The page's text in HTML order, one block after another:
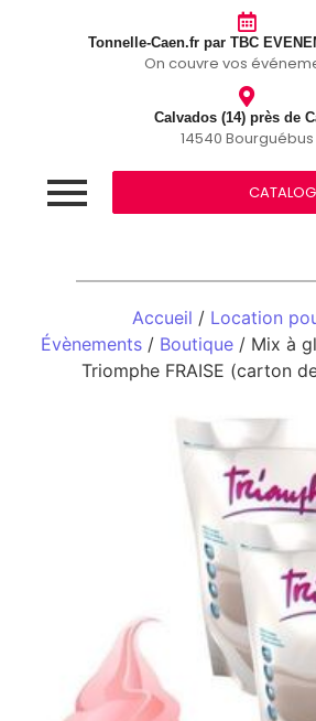
Tonnelle-Caen.fr par TBC
On couvre vos
Calvados (14) près de
14540 Bourguébus
Accueil / Location
Évènements/ Boutique/ Mix à
Triomphe FRAISE (carton